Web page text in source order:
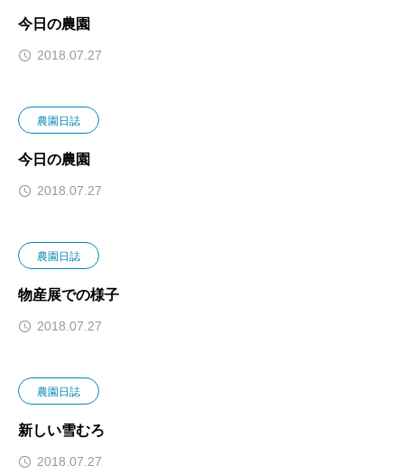
今日の農園
2018.07.27
農園日誌
今日の農園
2018.07.27
農園日誌
物産展での様子
2018.07.27
農園日誌
新しい雪むろ
2018.07.27